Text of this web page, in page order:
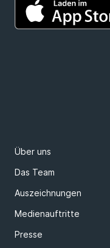
Über uns
Das Team
Auszeichnungen
Medienauftritte
Presse